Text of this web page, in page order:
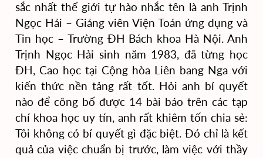
sắc nhất thế giới tự hào nhắc tên là anh Trịnh
Ngọc Hải – Giảng viên Viện Toán ứng dụng và
Tin học – Trường ĐH Bách khoa Hà Nội. Anh
Trịnh Ngọc Hải sinh năm 1983, đã từng học
ĐH, Cao học tại Cộng hòa Liên bang Nga với
kiến thức nền tảng rất tốt. Hỏi anh bí quyết
nào để công bố được 14 bài báo trên các tạp
chí khoa học uy tín, anh rất khiêm tốn chia sẻ:
Tôi không có bí quyết gì đặc biệt. Đó chỉ là kết
quả của việc chuẩn bị trước, làm việc với thầy